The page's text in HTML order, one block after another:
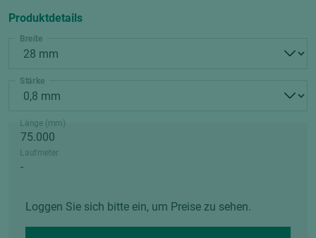
Produktdetails
Breite
Stärke
Länge (mm)
Laufmeter
Loggen Sie sich bitte ein, um Preise zu sehen.